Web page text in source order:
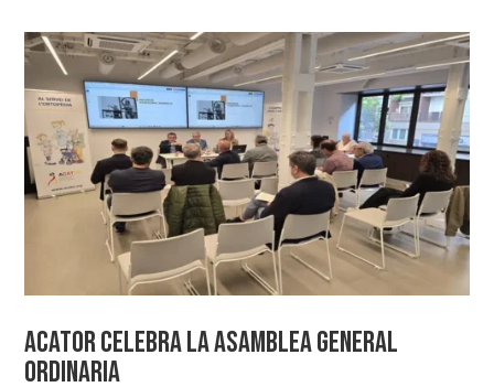
ACATOR CELEBRA LA ASAMBLEA GENERAL
ORDINARIA